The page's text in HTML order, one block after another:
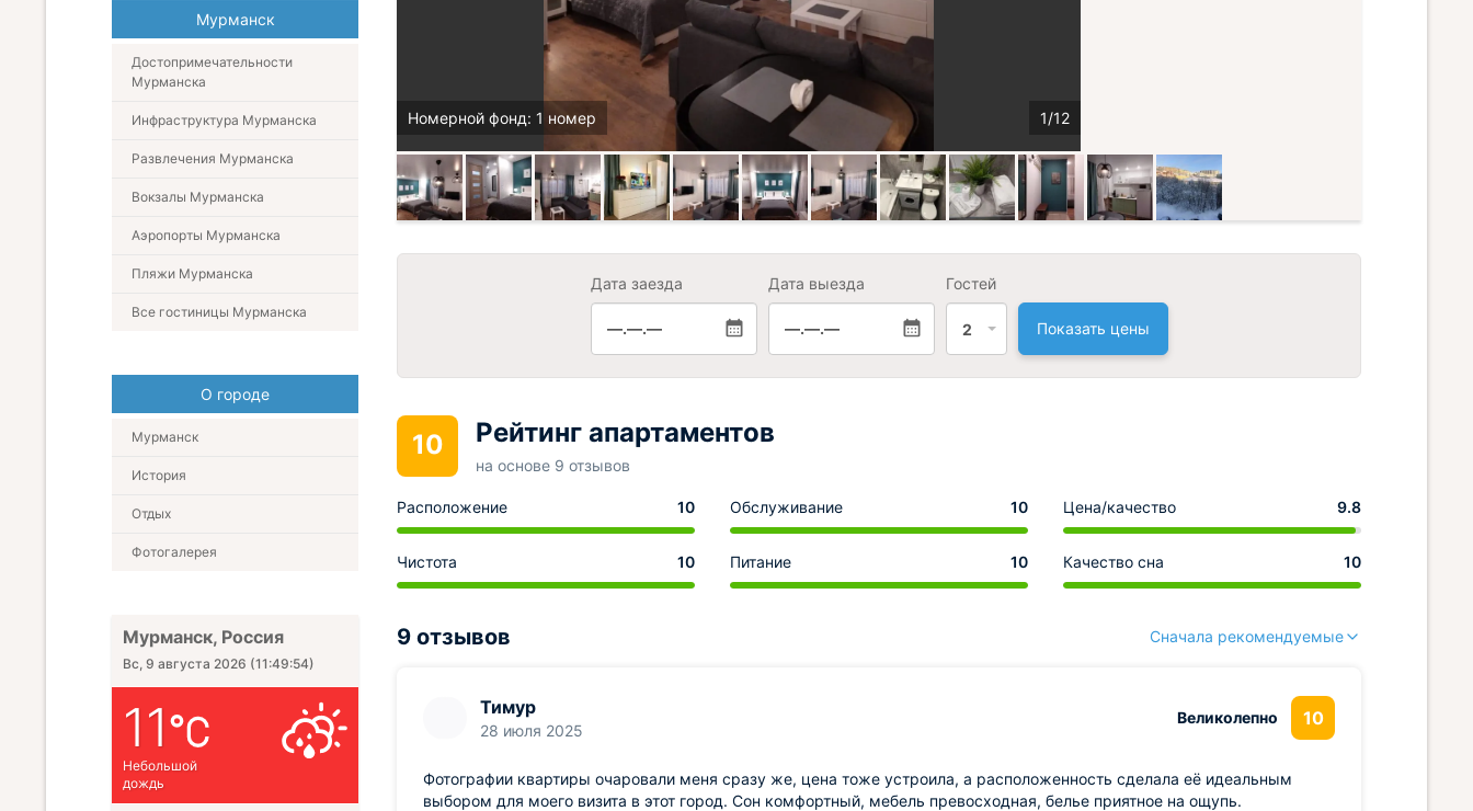
Номерной фонд: 1 номер
Дата заезда
—.—.—
Дата выезда
—.—.—
Гостей
2 Показать цены
10 Рейтинг апартаментов
на основе 9 отзывов
Расположение 10 Обслуживание 10 Цена/качество 9.8
Чистота 10 Питание 10 Качество сна 10
9 отзывов Сначала рекомендуемые
Тимур
28 июля 2025
Великолепно 10
Фотографии квартиры очаровали меня сразу же, цена тоже устроила, а расположенность сделала её идеальным
выбором для моего визита в этот город. Сон комфортный, мебель превосходная, белье приятное на ощупь.
Мурманск
Достопримечательности
Мурманска
Инфраструктура Мурманска
Развлечения Мурманска
Вокзалы Мурманска
Аэропорты Мурманска
Пляжи Мурманска
Все гостиницы Мурманска
О городе
Мурманск
История
Отдых
Фотогалерея
Мурманск, Россия
Вс, 9 августа 2026 (11:49:55)
11
Небольшой
дождь